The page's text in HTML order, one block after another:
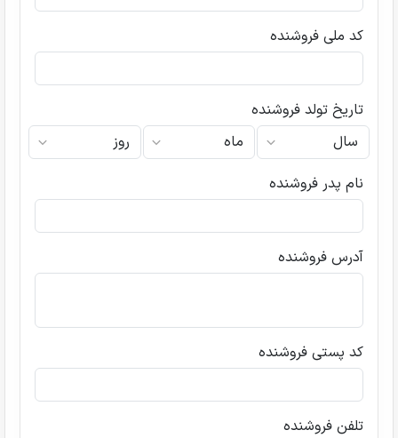
کد ملی فروشنده
تاریخ تولد فروشنده
نام پدر فروشنده
آدرس فروشنده
کد پستی فروشنده
تلفن فروشنده